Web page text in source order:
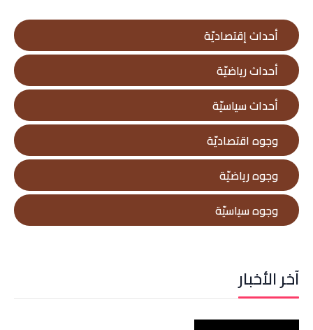
أحداث إقتصاديّة
أحداث رياضيّة
أحداث سياسيّة
وجوه اقتصاديّة
وجوه رياضيّة
وجوه سياسيّة
آخر الأخبار